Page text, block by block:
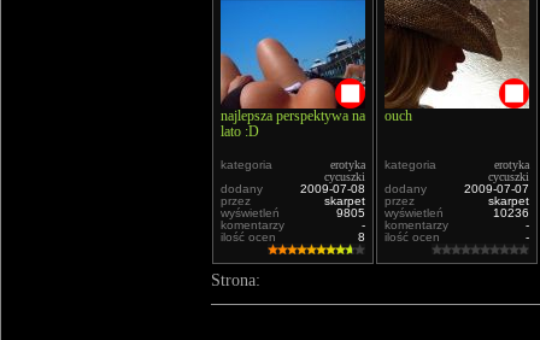
najlepsza perspektywa na
lato :D
kategoria
erotyka
cycuszki
dodany
2009-07-08
przez
skarpet
wyświetleń
9805
komentarzy
-
ilość ocen
8
ouch
kategoria
erotyka
cycuszki
dodany
2009-07-07
przez
skarpet
wyświetleń
10236
komentarzy
-
ilość ocen
-
Strona: